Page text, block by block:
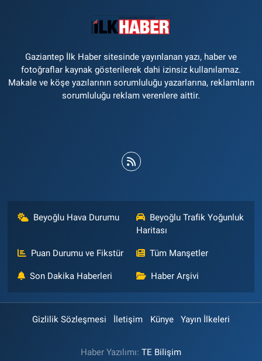
Gaziantep İlk Haber sitesinde yayınlanan yazı, haber ve
fotoğraflar kaynak gösterilerek dahi izinsiz kullanılamaz.
Makale ve köşe yazılarının sorumluluğu yazarlarına, reklamların
sorumluluğu reklam verenlere aittir.
Beyoğlu Hava Durumu
Beyoğlu Trafik Yoğunluk
Haritası
Puan Durumu ve Fikstür Tüm Manşetler
Son Dakika Haberleri Haber Arşivi
Gizlilik Sözleşmesi İletişim Künye Yayın İlkeleri
Haber Yazılımı: TE Bilişim